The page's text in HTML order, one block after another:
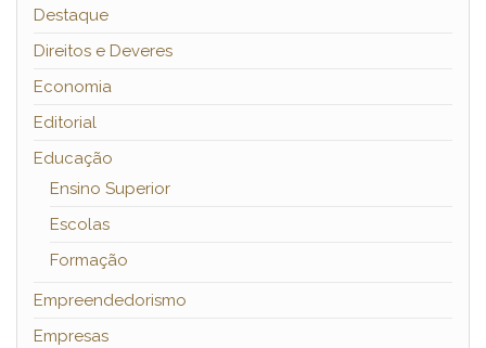
Destaque
Direitos e Deveres
Economia
Editorial
Educação
Ensino Superior
Escolas
Formação
Empreendedorismo
Empresas